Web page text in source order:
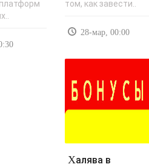
том, как завести..
28-мар, 00:00
Халява в